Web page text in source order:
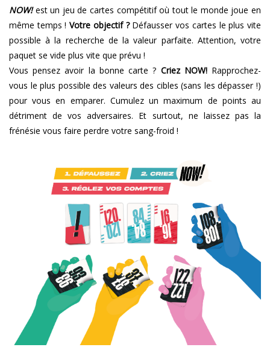
NOW!est un jeu de cartes compétitif où tout le monde joue en
même temps !Votre objectif ?Défausser vos cartes le plus vite
possible à la recherche de la valeur parfaite. Attention, votre
paquet se vide plus vite que prévu !
Vous pensez avoir la bonne carte ? Criez NOW!Rapprochez-
vous le plus possible des valeurs des cibles (sans les dépasser !)
pour vous en emparer. Cumulez un maximum de points au
détriment de vos adversaires. Et surtout, ne laissez pas la
frénésie vous faire perdre votre sang-froid !